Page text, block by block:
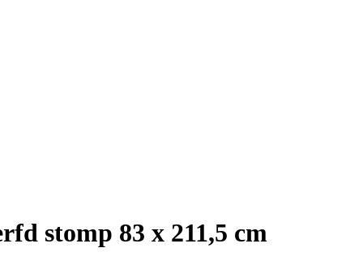
stomp 83 x 211,5 cm